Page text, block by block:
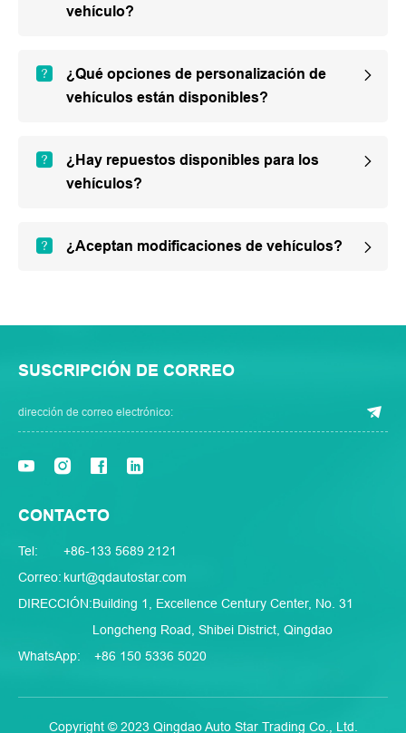
vehículo?
¿Qué opciones de personalización de
vehículos están disponibles?
¿Hay repuestos disponibles para los
vehículos?
¿Aceptan modificaciones de vehículos?
SUSCRIPCIÓN DE CORREO
CONTACTO
Tel:
+86-133 5689 2121
Correo: kurt@qdautostar.com
DIRECCIÓN:Building 1, Excellence Century Center, No. 31
Longcheng Road, Shibei District, Qingdao
WhatsApp:
+86 150 5336 5020
Copyright © 2023 Qingdao Auto Star Trading Co., Ltd.